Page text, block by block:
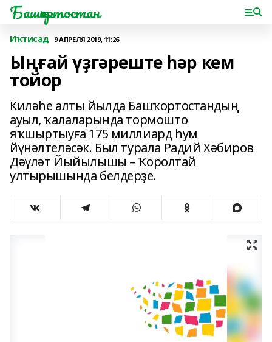
Башҡортостан
Иҡтисад 9 АПРЕЛЯ 2019, 11:26
Ыңғай үҙгәреште һәр кем
тойор
Киләһе алты йылда Башҡортостандың
ауыл, ҡалаларында тормошто
яҡшыртыуға 175 миллиард һум
йүнәлтеләсәк. Был турала Радий Хәбиров
Дәүләт Йыйылышы – Ҡоролтай
ултырышында белдерҙе.